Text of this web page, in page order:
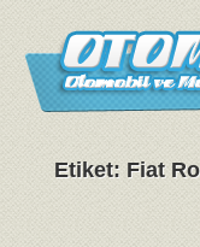
Etiket: Fiat